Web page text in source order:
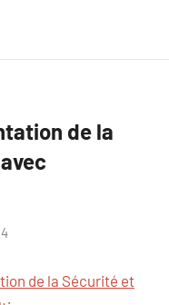
de la
de la Sécurité et